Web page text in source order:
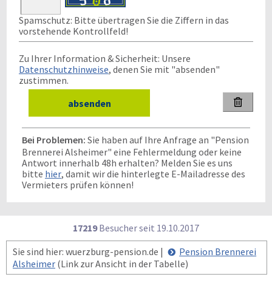
Spamschutz: Bitte übertragen Sie die Ziffern in das
vorstehende Kontrollfeld!
Zu Ihrer Information & Sicherheit: Unsere
Datenschutzhinweise, denen Sie mit "absenden"
zustimmen.

Bei Problemen: Sie haben auf Ihre Anfrage an "Pension
Brennerei Alsheimer" eine Fehlermeldung oder keine
Antwort innerhalb 48h erhalten? Melden Sie es uns
bitte hier, damit wir die hinterlegte E-Mailadresse des
Vermieters prüfen können!
17219Besucher seit 19.10.2017
Sie sind hier: wuerzburg-pension.de |
Pension Brennerei
Alsheimer (Link zur Ansicht in der Tabelle)